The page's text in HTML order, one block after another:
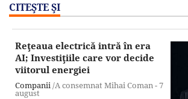
CITEŞTE ŞI
Reţeaua electrică intră în era
AI; Investiţiile care vor decide
viitorul energiei
Companii /A consemnat Mihai Coman -7
august